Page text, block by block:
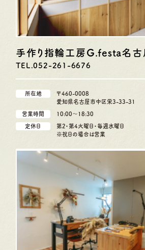
手作り指輪工房G.festa名古
TEL.052-261-6676
所在地
〒460-0008
愛知県名古屋市中区栄3-33-31
営業時間 10:00〜18:30
定休日
第2・第4火曜日・毎週水曜日
※祝日の場合は営業